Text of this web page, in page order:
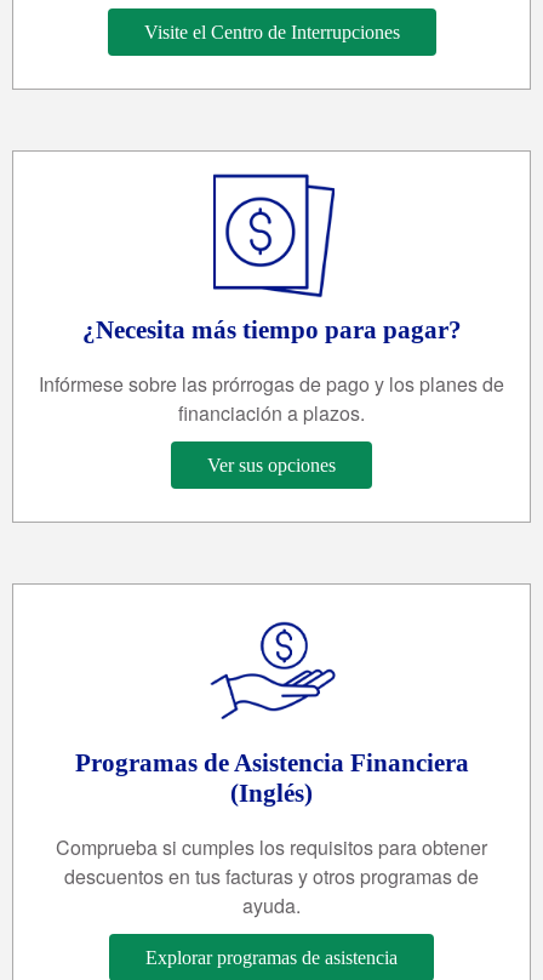
Visite el Centro de Interrupciones
¿Necesita más tiempo para pagar?
Infórmese sobre las prórrogas de pago y los planes de
financiación a plazos.
Ver sus opciones
Programas de Asistencia Financiera
(Inglés)
Comprueba si cumples los requisitos para obtener
descuentos en tus facturas y otros programas de
ayuda.
Explorar programas de asistencia